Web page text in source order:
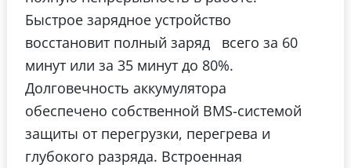
Быстрое зарядное устройство
восстановит полный заряд всего за 60
минут или за 35 минут до 80%.
Долговечность аккумулятора
обеспечено собственной BMS-системой
защиты от перегрузки, перегрева и
глубокого разряда. Встроенная